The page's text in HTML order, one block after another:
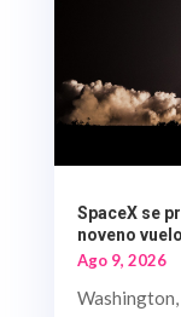
SpaceX se
noveno
Ago 9, 2026
Washington,